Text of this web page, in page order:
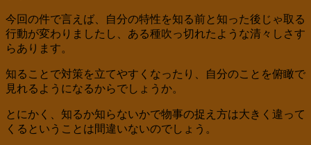
今回の件で言えば、自分の特性を知る前と知った後じゃ取る
行動が変わりましたし、ある種吹っ切れたような清々しさす
らあります。
知ることで対策を立てやすくなったり、自分のことを俯瞰で
見れるようになるからでしょうか。
とにかく、知るか知らないかで物事の捉え方は大きく違って
くるということは間違いないのでしょう。